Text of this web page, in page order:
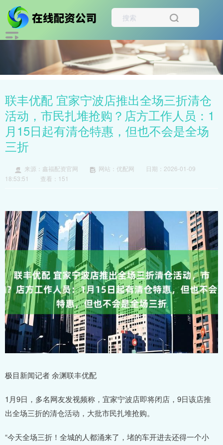
联丰优配 宜家宁波店推出全场三折清仓
活动，市民扎堆抢购？店方工作人员：1
月15日起有清仓特惠，但也不会是全场
三折
来源：鑫福配资官网 网站：优配网
日期：2026-01-09
18:53:51
查看：151
极目新闻记者 余渊联丰优配
1月9日，多名网友发视频称，宜家宁波店即将闭店，9日该店推
出全场三折的清仓活动，大批市民扎堆抢购。
“今天全场三折！全城的人都涌来了，堵的车开进去还得一个小